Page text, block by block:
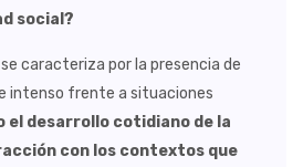
social?
caracteriza por la presencia de
intenso frente a situaciones
el desarrollo cotidiano de la
con los contextos que